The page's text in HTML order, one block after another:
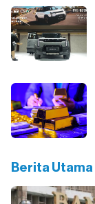
Berita Utama